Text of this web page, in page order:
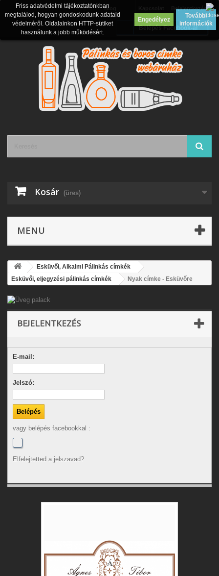
Bejelentkezés
Blog
Belépés Facebook-al
Kosár (üres)
MENU
Friss adatvédelmi tájékoztatónkban
megtalálod, hogyan gondoskodunk adataid
védelméről. Oldalainkon HTTP-sütiket
használunk a jobb működésért.
Engedélyez
További
információk
Esküvői, Alkalmi Pálinkás címkék
Esküvői, eljegyzési pálinkás címkék
Nyak címke - Esküvőre
BEJELENTKEZÉS
E-mail:
Jelszó:
vagy belépés facebookkal :
Elfelejtetted a jelszavad?